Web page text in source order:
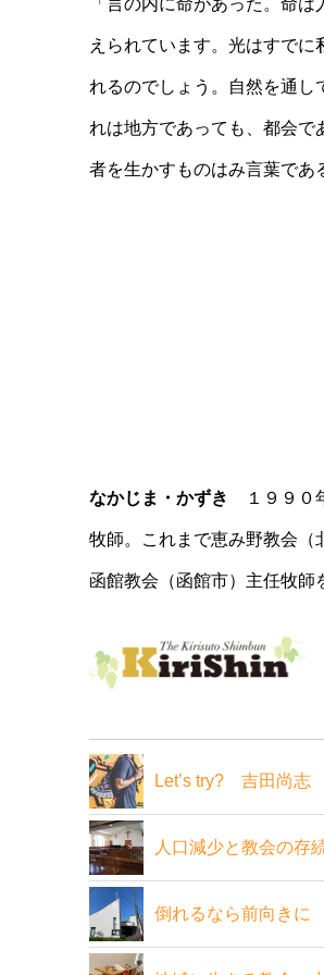
「言の内に命があった。命
えられています。光はすで
れるのでしょう。自然を通し
れは地方であっても、都会で
者を生かすものはみ言葉であ
なかじま・かずき １９９０
牧師。これまで恵み野教会（
函館教会（函館市）主任牧師
Let’s try? 吉田尚志
人口減少と教会の存
倒れるなら前向きに